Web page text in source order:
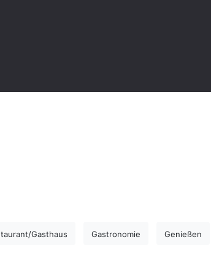
Gasthaus Gastronomie Genießen